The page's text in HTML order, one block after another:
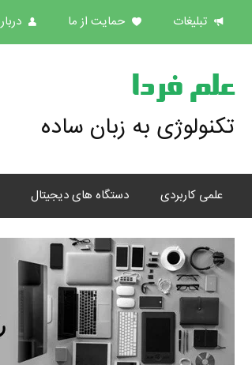
تبلیغات حمایت از ما
علم فردا
تکنولوژی به زبان ساده
علمی کاربردی دستگاه های دیجیتال